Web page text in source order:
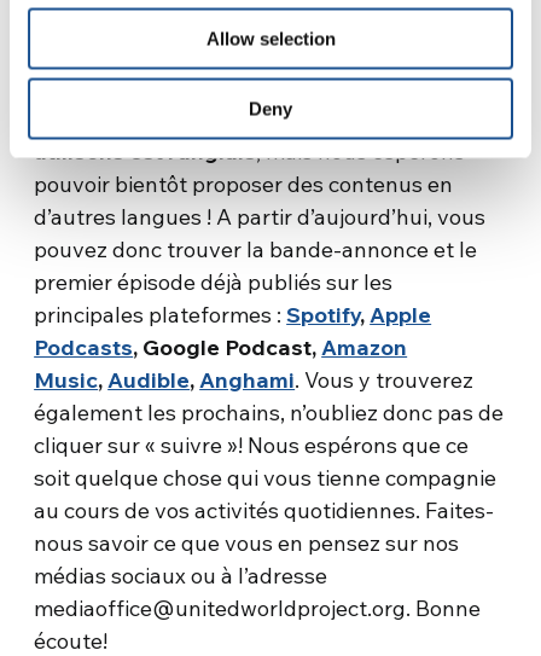
Allow selection
Deny
podcast sur les différentes plateformes, de
manière à recevoir une notification lors de
chaque nouvel épisode.La langue que nous
utilisons est l’anglais, mais nous espérons
pouvoir bientôt proposer des contenus en
d’autres langues ! A partir d’aujourd’hui, vous
pouvez donc trouver la bande-annonce et le
premier épisode déjà publiés sur les
principales plateformes :Spotify,Apple
Podcasts, Google Podcast,Amazon
Music,Audible,Anghami. Vous y trouverez
également les prochains, n’oubliez donc pas de
cliquer sur « suivre »! Nous espérons que ce
soit quelque chose qui vous tienne compagnie
au cours de vos activités quotidiennes. Faites-
nous savoir ce que vous en pensez sur nos
médias sociaux ou à l’adresse
mediaoffice@unitedworldproject.org. Bonne
écoute!